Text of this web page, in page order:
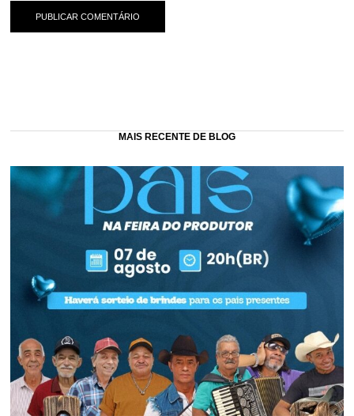
MAIS RECENTE DE BLOG